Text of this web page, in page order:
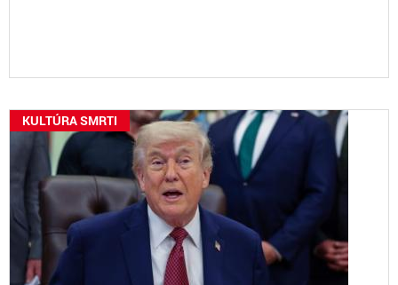
KULTÚRA SMRTI